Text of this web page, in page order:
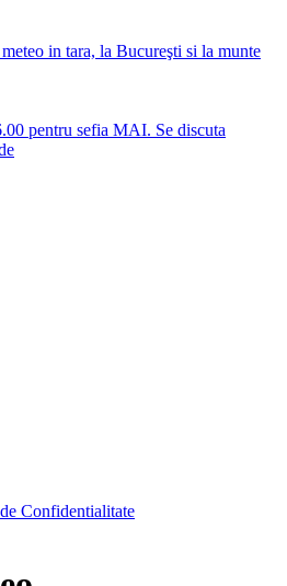
in tara, la Bucureşti si la munte
pentru sefia MAI. Se discuta
Confidentialitate